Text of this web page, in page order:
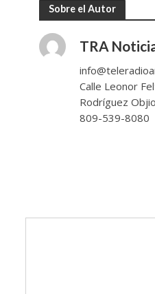
Sobre el Autor
TRA
Calle Leonor
Rodríguez Objio
809-539-8080